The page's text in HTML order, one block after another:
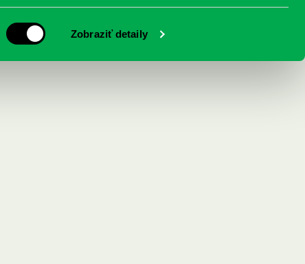
Zobraziť detaily
o starnutí